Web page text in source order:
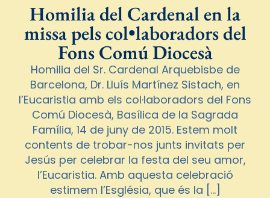
Homilia del Cardenal en la
missa pels col•laboradors del
Fons Comú Diocesà
Homilia del Sr. Cardenal Arquebisbe de
Barcelona, Dr. Lluís Martínez Sistach, en
l’Eucaristia amb els col·laboradors del Fons
Comú Diocesà, Basílica de la Sagrada
Família, 14 de juny de 2015. Estem molt
contents de trobar-nos junts invitats per
Jesús per celebrar la festa del seu amor,
l’Eucaristia. Amb aquesta celebració
estimem l’Església, que és la […]